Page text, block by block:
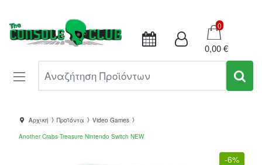
Καλάθι
0
0,00 €
Αρχική Προϊόντα
Video Games
Another Crabs Treasure Nintendo Switch NEW
-6%